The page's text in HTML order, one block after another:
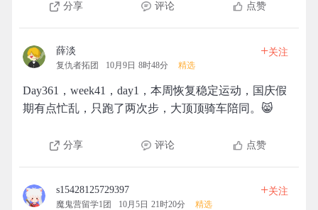
分享 评论 点赞
薛淡
复仇者拓团 10月9日 8时48分 精选
+关注
Day361，week41，day1，本周恢复稳定运动，国庆假
期有点忙乱，只跑了两次步，大顶顶骑车陪同。😸
分享 评论 点赞
s15428125729397
魔鬼营留学1团 10月5日 21时20分 精选
+关注